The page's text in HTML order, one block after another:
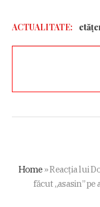
ACTUALITATE:
Home »Reacția lui
făcut „asasin”